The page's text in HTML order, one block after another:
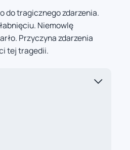
do tragicznego zdarzenia.
Niemowlę
Przyczyna zdarzenia
tej tragedii.